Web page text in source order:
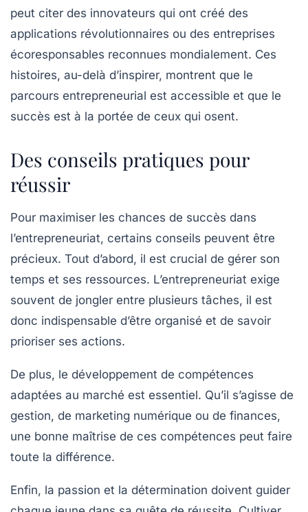
peut citer des innovateurs qui ont créé des
applications révolutionnaires ou des entreprises
écoresponsables reconnues mondialement. Ces
histoires, au-delà d’inspirer, montrent que le
parcours entrepreneurial est accessible et que le
succès est à la portée de ceux qui osent.
Des conseils pratiques pour
réussir
Pour maximiser les chances de succès dans
l’entrepreneuriat, certains conseils peuvent être
précieux. Tout d’abord, il est crucial de gérer son
temps et ses ressources. L’entrepreneuriat exige
souvent de jongler entre plusieurs tâches, il est
donc indispensable d’être organisé et de savoir
prioriser ses actions.
De plus, le développement de compétences
adaptées au marché est essentiel. Qu’il s’agisse de
gestion, de marketing numérique ou de finances,
une bonne maîtrise de ces compétences peut faire
toute la différence.
Enfin, la passion et la détermination doivent guider